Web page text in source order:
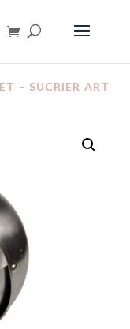
– SUCRIER ART